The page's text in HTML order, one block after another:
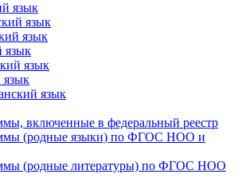
язык
язык
язык
язык
язык
язык
язык
включенные в федеральный реестр
(родные языки) по ФГОС НОО и
(родные литературы) по ФГОС НОО